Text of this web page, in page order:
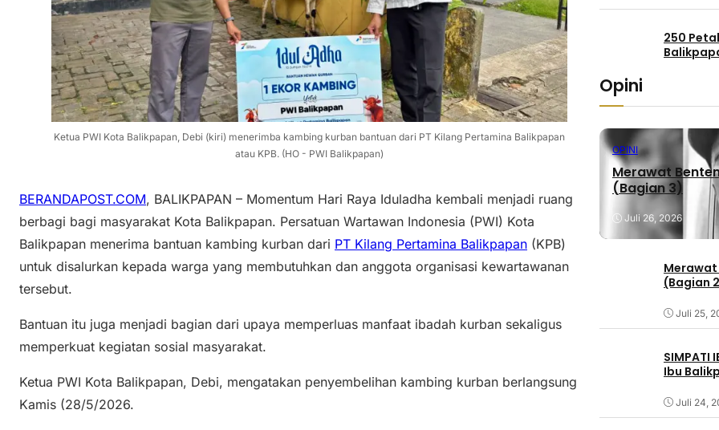
Ketua PWI Kota Balikpapan, Debi (kiri) menerimba kambing kurban bantuan dari PT Kilang Pertamina Balikpapan
atau KPB. (HO - PWI Balikpapan)
BERANDAPOST.COM, BALIKPAPAN – Momentum Hari Raya Iduladha kembali menjadi ruang
berbagi bagi masyarakat Kota Balikpapan. Persatuan Wartawan Indonesia (PWI) Kota
Balikpapan menerima bantuan kambing kurban dari PT Kilang Pertamina Balikpapan (KPB)
untuk disalurkan kepada warga yang membutuhkan dan anggota organisasi kewartawanan
tersebut.
Bantuan itu juga menjadi bagian dari upaya memperluas manfaat ibadah kurban sekaligus
memperkuat kegiatan sosial masyarakat.
Ketua PWI Kota Balikpapan, Debi, mengatakan penyembelihan kambing kurban berlangsung
Kamis (28/5/2026.
250
Opini
OPINI
Merawat
(Bagian 3)
Juli 26, 2026
Merawat
(Bagian
Juli 25,
SIMPATI
Ibu
Juli 24,